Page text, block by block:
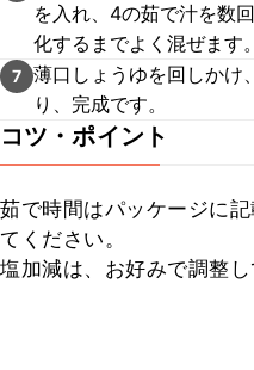
を入れ、4の茹で汁を数
化するまでよく混ぜます。
7 薄口しょうゆを回しかけ
り、完成です。
コツ・ポイント
茹で時間はパッケージに
てください。
塩加減は、お好みで調整し